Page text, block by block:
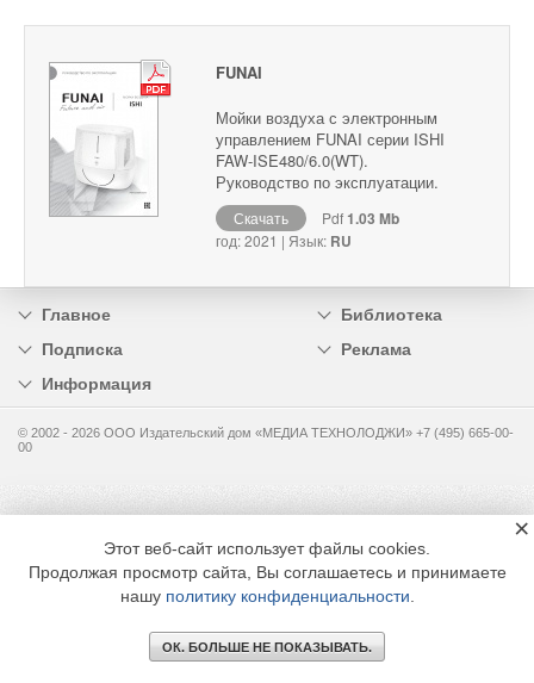
FUNAI
Мойки воздуха с электронным
управлением FUNAI серии ISHI
FAW-ISE480/6.0(WT).
Руководство по эксплуатации.
Скачать Pdf1.03 Mb
год: 2021 | Язык: RU
Главное
Библиотека
Подписка
Реклама
Информация
© 2002 - 2026 OOO Издательский дом «МЕДИА ТЕХНОЛОДЖИ» +7 (495) 665-00-
00
Этот веб-сайт использует файлы cookies.
Продолжая просмотр сайта, Вы соглашаетесь и принимаете
нашу политику конфиденциальности
ОК. БОЛЬШЕ НЕ ПОКАЗЫВАТЬ.
×